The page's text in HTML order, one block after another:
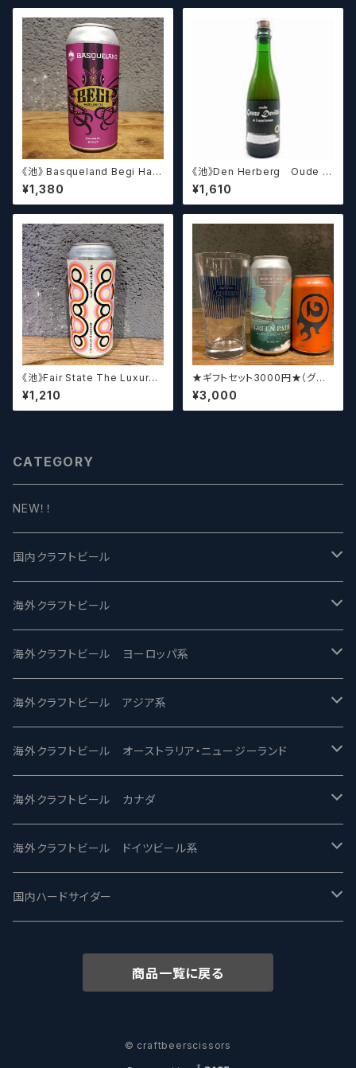
《池》 Basqueland Begi Hau
ndi ベヒ アウンディ
¥1,380
《池》Den Herberg Oude G
euze Deville a L'acienne
デンヘルベルグ
¥1,610
《池》Fair State The Luxury
of Restraint / フェアステイト
ザ ラグジュアリー オブ リストレ
イント【クラフトビールシザーズ】
¥1,210
★ギフトセット3000円★（グラ
スセット）【クラフトビール】
¥3,000
CATEGORY
NEW！！
国内クラフトビール
UCHU BREWING -うちゅうブルーイング
バテレ -VERTERE
2nd Story Ale Works -セカンドストーリー
ビアへるん - Beer Hearn
忽布古丹醸造 - HOP KOTAN
ワイマーケットブルーイング Y.Market Brewing
志賀高原ビール - SIGAKOGEN
箕面ビール - MINOH BEER
サンクトガーレン - Sankt Gallen
海外クラフトビール
Modern Times モダンタイムズ
Maui マウイ
Toppling Goliath トップリンゴライアス
Fair State フェアステイト
Lagunitas ラグニタス
FirestoneWalker ファイアストーン
Mikkeller ミッケラー
Hop Nation ホップネーション
海外クラフトビール ヨーロッパ系
UnBarred -アンバード
SAIREN /サイレン
ワイルドチャイルド - Wilde Child
BrewDog Brewery - ブリュードッグ
The Flying Inn / ザ フライイング イン
Lambiek Fabriek - ファブリーク
海外クラフトビール アジア系
gweilo-鬼佬 グウァイロ
Heart Of Darkness - ハートオブダークネス
Carbon brews -カーボン
TAIHU - タイフー
Behemoth - ベヒーモス
海外クラフトビール オーストラリア・ニュージーランド
ROCKY RIDGE - ロッキーリッジ
BODRIGGY BREWING ボッドリッジー
CO-CONSPIRATORS コ・コンスピレーターズ
Deep Creek Brewing Co.
8 Wired エイトワイアード
海外クラフトビール カナダ
Jackie O's ジャッキーオーズ
Westbrook ウェストブルック
Strathcona ストラスコナ
ODIN BREWING オディン
海外クラフトビール ドイツビール系
Karmeliten カーメリテン
Früh フリュー
国内ハードサイダー
商品一覧に戻る
© craftbeerscissors